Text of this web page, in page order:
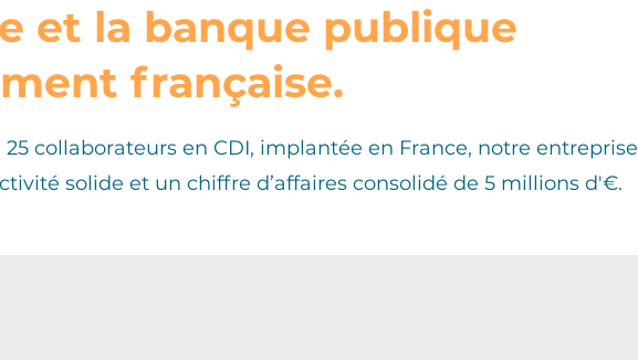
et la banque publique
française.
collaborateurs en CDI, implantée en France, notre entreprise
solide et un chiffre d’affaires consolidé de 5 millions d'€.